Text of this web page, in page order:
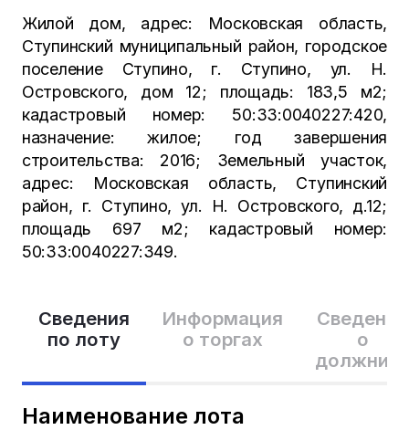
Сведения
по лоту
Информация
о торгах
Сведения
о
Наименование лота
Жилой дом, адрес: Московская область,
Ступинский муниципальный район, городское
поселение Ступино, г. Ступино, ул. Н.
Островского, дом 12; площадь: 183,5 м2;
кадастровый номер: 50:33:0040227:420,
назначение: жилое; год завершения
строительства: 2016; Земельный участок,
адрес: Московская область, Ступинский
район, г. Ступино, ул. Н. Островского, д.12;
площадь 697 м2; кадастровый номер:
50:33:0040227:349.